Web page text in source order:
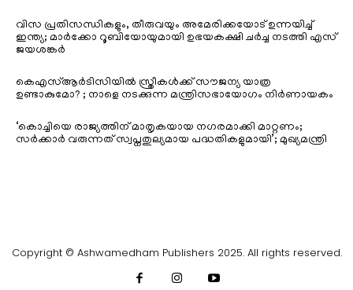
വിസ പ്രതിസന്ധികളും, തീരുവയും അമേരിക്കയോട് ഉന്നയിച്ച്
ഇന്ത്യ; മാർക്കോ റൂബിയോയുമായി ഉഭയകക്ഷി ചർച്ച നടത്തി എസ്
ജയശങ്കർ
കെഎസ്ആർടിസിയിൽ സ്ത്രീകൾക്ക് സൗജന്യ യാത്ര
ഉണ്ടാകുമോ? ; നാളെ നടക്കുന്ന മന്ത്രിസഭായോഗം നിർണായകം
‘കൊച്ചിയെ രാജ്യത്തിന് മാതൃകയായ നഗരമാക്കി മാറ്റണം;
സർക്കാർ വരുന്നത് സ്വപ്നതുല്യമായ പദ്ധതികളുമായി’; മുഖ്യമന്ത്രി
Copyright © Ashwamedham Publishers 2025. All rights reserved.